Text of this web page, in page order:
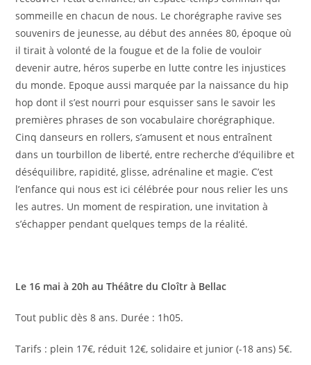
sommeille en chacun de nous. Le chorégraphe ravive ses
souvenirs de jeunesse, au début des années 80, époque où
il tirait à volonté de la fougue et de la folie de vouloir
devenir autre, héros superbe en lutte contre les injustices
du monde. Epoque aussi marquée par la naissance du hip
hop dont il s’est nourri pour esquisser sans le savoir les
premières phrases de son vocabulaire chorégraphique.
Cinq danseurs en rollers, s’amusent et nous entraînent
dans un tourbillon de liberté, entre recherche d’équilibre et
déséquilibre, rapidité, glisse, adrénaline et magie. C’est
l’enfance qui nous est ici célébrée pour nous relier les uns
les autres. Un moment de respiration, une invitation à
s’échapper pendant quelques temps de la réalité.
Le 16 mai à 20h au Théâtre du Cloîtr à Bellac
Tout public dès 8 ans. Durée : 1h05.
Tarifs : plein 17€, réduit 12€, solidaire et junior (-18 ans) 5€.